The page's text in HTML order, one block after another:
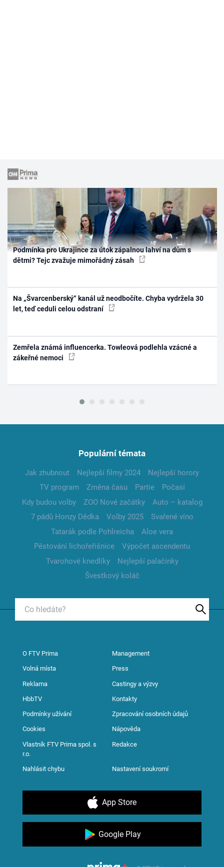
Podmínka pro Ukrajince za útok zápalnou lahví na dům s
dětmi? Tejc zvažuje mimořádný zásah
Na „Švarcenberský“ kanál už neodbočíte. Chyba vydržela 30
let, teď ceduli celou odstraní
Zemřela známá influencerka. Towleová podlehla vzácné a
zákeřné nemoci
Populární témata
Jak zhubnout Nejlepší filmy 2024
Nejlepší horory
TV program
Změna času Partie
Počasí
Kdy budou volby
ZOO Nové začátky
Auto – katalog
7 pádů Honzy Dědka
Volby 2025
Svařené víno
Tatarák podle Pohlreicha
Aloe vera
Pěstování lichořeřišnice
Výpočet ascendentu
Tvarohové knedlíky
Nejlepší palačinky
Švestkový koláč
O FTV Prima Management
Volná místa Press
Reklama Castingy a výzvy
HbbTV Kontakty
Podmínky užívání Zpracování osobních údajů
Cookies Nápověda
Vlastník FTV Prima spol. s
r.o.
Redakce
Nahlásit chybu Nastavení soukromí
App Store
Google Play